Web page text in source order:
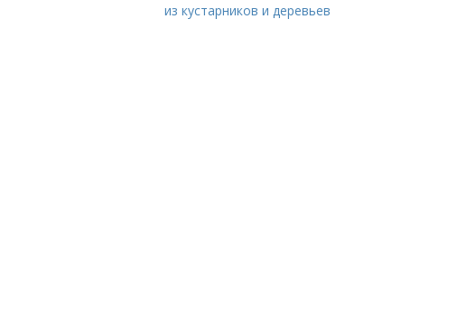
из кустарников и деревьев